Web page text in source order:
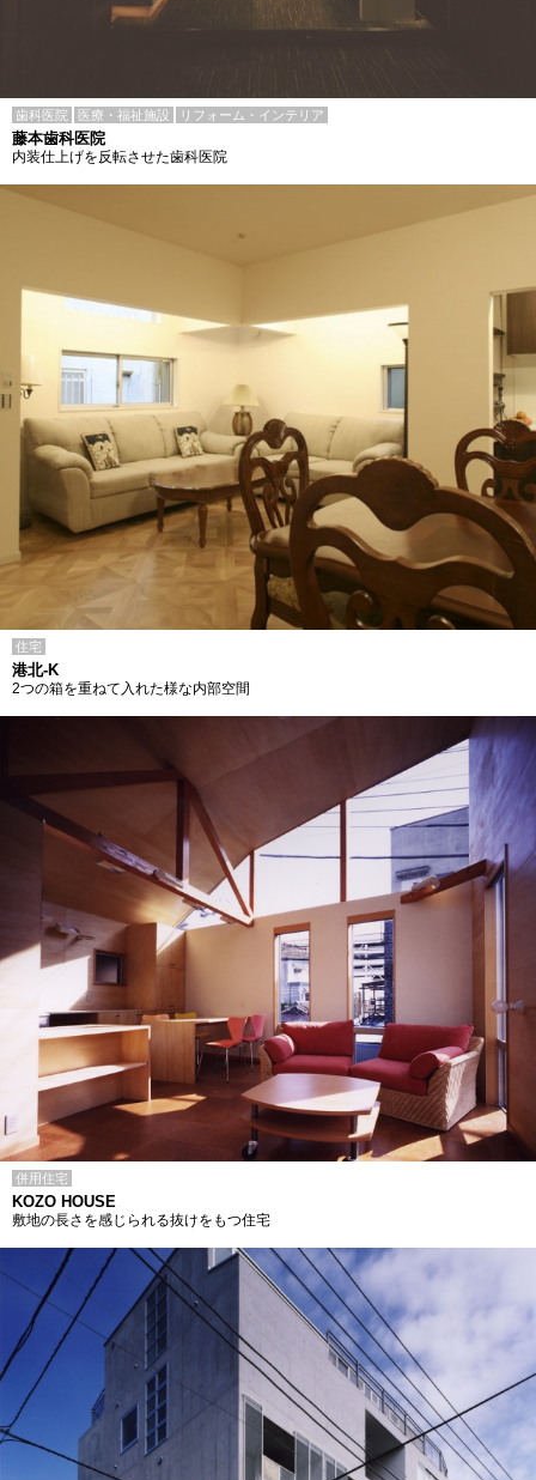
歯科医院 医療・福祉施設 リフォーム・インテリア
藤本歯科医院
内装仕上げを反転させた歯科医院
住宅
港北-K
2つの箱を重ねて入れた様な内部空間
併用住宅
KOZO HOUSE
敷地の長さを感じられる抜けをもつ住宅